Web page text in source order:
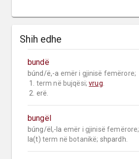
Shih edhe
bundë
búnd/ë,-a emër i gjinisë femërore;
1. term në bujqësi; vrug
2. erë.
bungël
búng/ël,-la emër i gjinisë femërore;
la(t) term në botanikë; shpardh.